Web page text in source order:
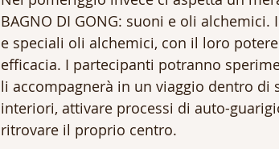
BAGNO DI GONG: suoni e oli
e speciali oli alchemici, con il loro
efficacia. I partecipanti potranno
li accompagnerà in un viaggio dentro di
interiori, attivare processi di auto-
ritrovare il proprio centro.